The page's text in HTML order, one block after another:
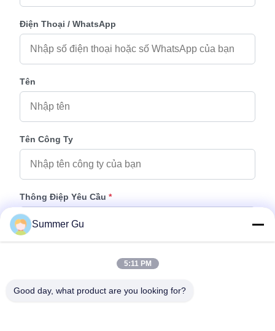
Điện Thoại / WhatsApp
Tên
Tên Công Ty
Thông Điệp Yêu Cầu *
Summer Gu
5:11 PM
Good day, what product are you looking for?